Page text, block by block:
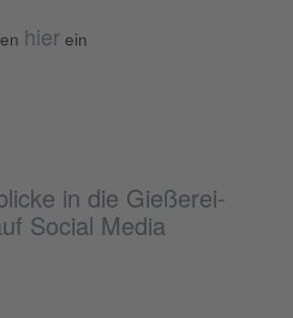
hier ein
in die Gießerei-
Social Media